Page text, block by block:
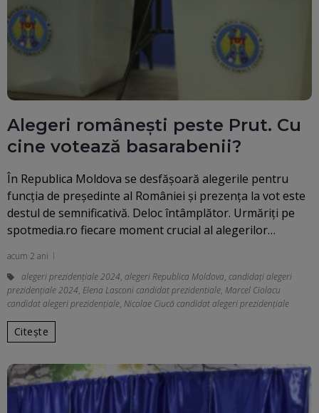
Alegeri românești peste Prut. Cu
cine votează basarabenii?
În Republica Moldova se desfășoară alegerile pentru
funcția de președinte al României și prezența la vot este
destul de semnificativă. Deloc întâmplător. Urmăriți pe
spotmedia.ro fiecare moment crucial al alegerilor…
acum 2 ani
alegeri prezidenţiale 2024, alegeri Republica Moldova, candidați alegeri
prezidențiale 2024, Elena Lasconi candidat prezidentiale, Marcel Ciolacu
candidat alegeri prezidențiale, Nicolae Ciucă candidat alegeri prezidențiale
Citește